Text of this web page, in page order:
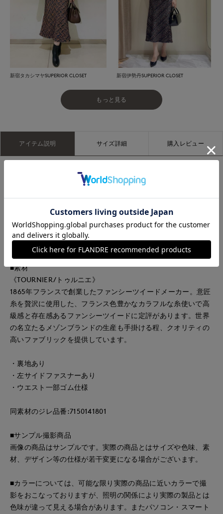
新宿タカシマヤSUPERIOR CLOSET 新宿伊勢丹SUPERIOR CLOSET
もっと見る
アイテム説明 サイズ詳細 購入レビュー
るフリンジが軽やかな印象を演出してくれます。また、斜めに
とったバイアス裁ちが体に沿いながら美しいドレープを作り出
し、女性らしいバランスに。シンプルながらもディテールにこ
だわった1枚です。
■素材
《TOURNIER/トゥルニエ》
1865年フランスで創業したファンシーツイードメーカー。意匠
糸を贅沢に使用した、フランス色豊かなカラフルな糸使いで高
級感と存在感あるファンシーツイードに定評があります。世界
の名立たるメゾンブランドの生産も手掛ける程、クオリティの
高いファブリックを提供しています。
・裏地あり
・左サイドファスナーあり
・ウエスト一部ゴム仕様
同素材のジレ品番:7150141801
■サンプル撮影商品
画像の商品はサンプルです。実際の商品とはサイズや色味、素
材、デザイン等の仕様が若干変更になる場合がございます。
■カラーについては、可能な限り実際の商品に近いカラーで撮
影をおこなっておりますが、照明の関係により実際の製品とは
色味が違って見える場合があります。またパソコン・スマート